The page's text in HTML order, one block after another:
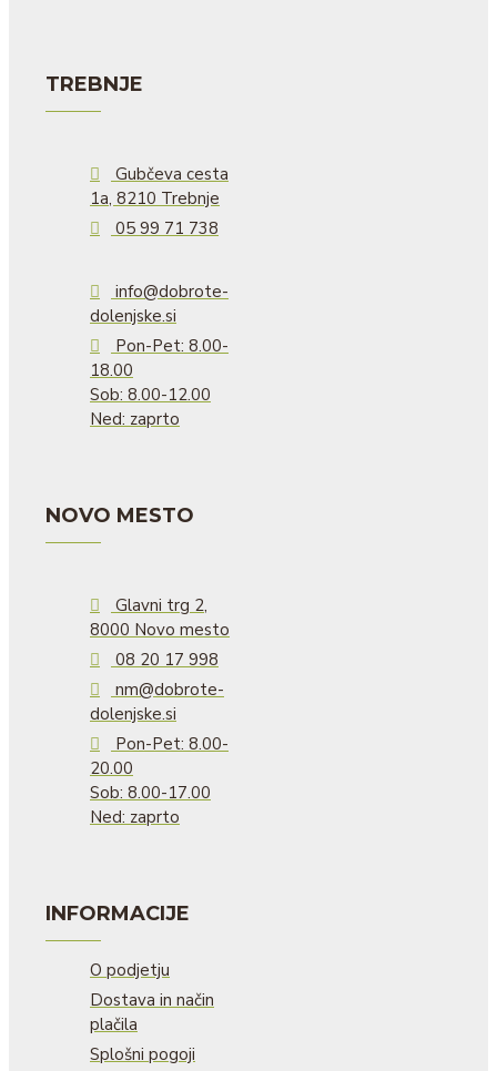
TREBNJE
Gubčeva cesta
1a, 8210 Trebnje
05 99 71 738
info@dobrote-
dolenjske.si
Pon-Pet: 8.00-
18.00
Sob: 8.00-12.00
Ned: zaprto
NOVO MESTO
Glavni trg 2,
8000 Novo mesto
08 20 17 998
nm@dobrote-
dolenjske.si
Pon-Pet: 8.00-
20.00
Sob: 8.00-17.00
Ned: zaprto
INFORMACIJE
O podjetju
Dostava in način
plačila
Splošni pogoji